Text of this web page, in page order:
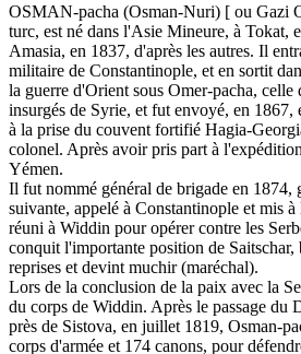
OSMAN-pacha (Osman-Nuri) [ ou Gazi
turc, est né dans l'Asie Mineure, à Tokat,
Amasia, en 1837, d'après les autres. Il
militaire de Constantinople, et en sortit
la guerre d'Orient sous Omer-pacha, celle
insurgés de Syrie, et fut envoyé, en 1867,
à la prise du couvent fortifié Hagia-
colonel. Après avoir pris part à
Yémen.
Il fut nommé général de brigade en 1874,
suivante, appelé à Constantinople et mis
réuni à Widdin pour opérer contre les
conquit l'importante position de Saitschar,
reprises et devint muchir (maréchal).
Lors de la conclusion de la paix avec la
du corps de Widdin. Après le passage du
près de Sistova, en juillet 1819, Osman-
corps d'armée et 174 canons, pour